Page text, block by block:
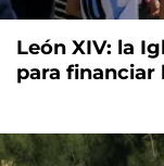
León XIV: la
para financiar